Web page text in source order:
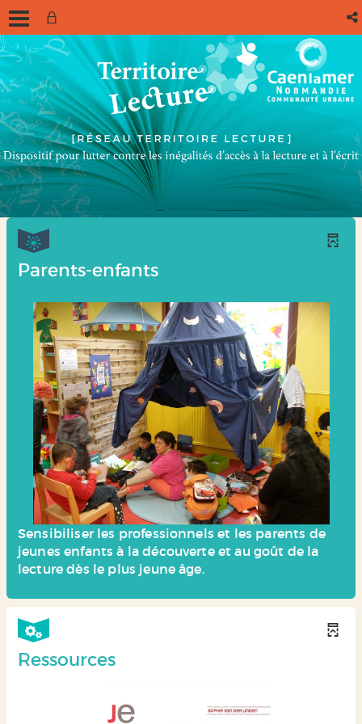
Parents-enfants
Sensibiliser les professionnels et les parents de
jeunes enfants à la découverte et au goût de la
lecture dès le plus jeune âge.
Ressources